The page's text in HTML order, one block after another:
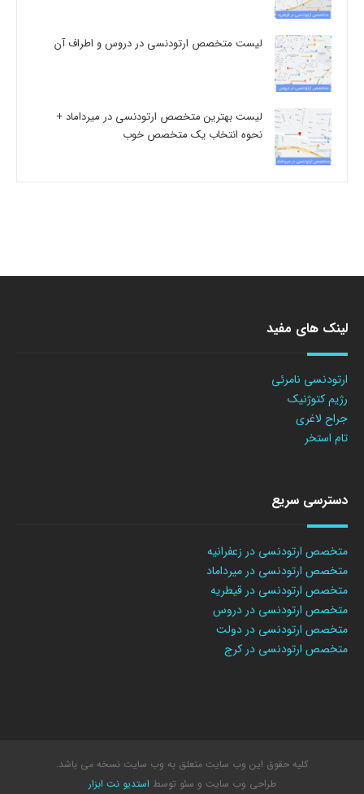
لیست متخصص ارتودنسی در دروس و اطراف آن
لیست بهترین متخصص ارتودنسی در میرداماد +
نحوه انتخاب یک متخصص خوب
لینک های مفید
ارتودنسی نامرئی
رژیم کتوژنیک
جراح لاغری
تام استخر
دسترسی سریع
متخصص ارتودنسی در زعفرانیه
متخصص ارتودنسی در میرداماد
متخصص ارتودنسی در قیطریه
متخصص ارتودنسی در دروس
متخصص ارتودنسی در دولت
متخصص ارتودنسی در کرج
کلیه حقوق این وب سایت متعلق به وب سایت نسخه می باشد.
طراحی وب سایت و سئو توسط استدیو نت ابزار